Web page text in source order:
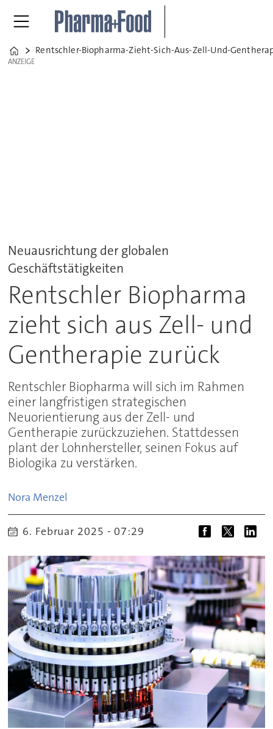
Home
Rentschler-Biopharma-Zieht-Sich-Aus-Zell-Und-
ANZEIGE
ANZEIGE
Neuausrichtung der globalen
Geschäftstätigkeiten
Rentschler Biopharma
zieht sich aus Zell- und
Gentherapie zurück
Rentschler Biopharma will sich im Rahmen
einer langfristigen strategischen
Neuorientierung aus der Zell- und
Gentherapie zurückzuziehen. Stattdessen
plant der Lohnhersteller, seinen Fokus auf
Biologika zu verstärken.
Nora Menzel
6. Februar 2025 - 07:29